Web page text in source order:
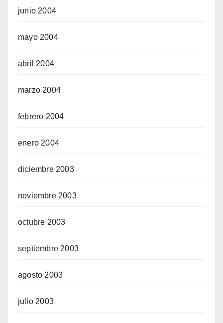
junio 2004
mayo 2004
abril 2004
marzo 2004
febrero 2004
enero 2004
diciembre 2003
noviembre 2003
octubre 2003
septiembre 2003
agosto 2003
julio 2003